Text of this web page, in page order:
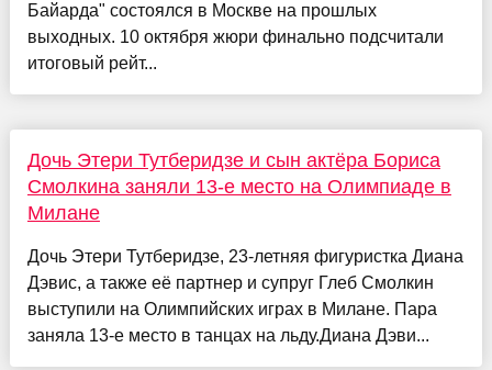
Байарда" состоялся в Москве на прошлых
выходных. 10 октября жюри финально подсчитали
итоговый рейт...
Дочь Этери Тутберидзе и сын актёра Бориса
Смолкина заняли 13-е место на Олимпиаде в
Милане
Дочь Этери Тутберидзе, 23-летняя фигуристка Диана
Дэвис, а также её партнер и супруг Глеб Смолкин
выступили на Олимпийских играх в Милане. Пара
заняла 13-е место в танцах на льду.Диана Дэви...